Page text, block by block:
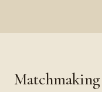
Matchmaking